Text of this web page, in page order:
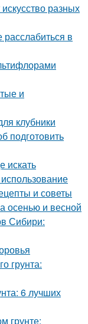
разных
в
и
клубники
подготовить
искать
и советы
осенью и весной
Сибири:
грунта:
6 лучших
грунте: